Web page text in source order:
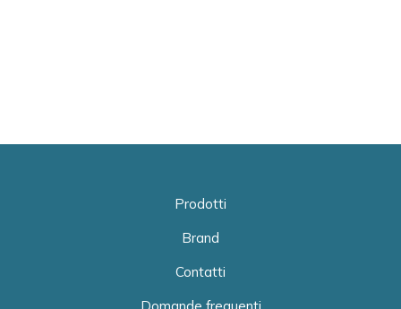
Prodotti
Brand
Contatti
Domande frequenti